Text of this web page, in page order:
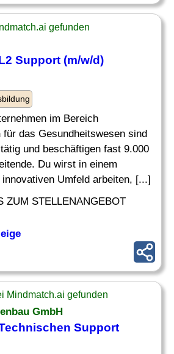
gefunden
Support (m/w/d)
im Bereich
für das Gesundheitswesen sind
und beschäftigen fast 9.000
Du wirst in einem
Umfeld arbeiten, [...]
ZUM STELLENANGEBOT
Mindmatch.ai gefunden
GmbH
Support